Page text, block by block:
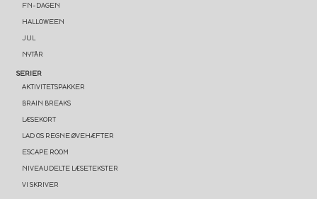
FN-DAGEN
HALLOWEEN
JUL
NYTÅR
SERIER
AKTIVITETSPAKKER
BRAIN BREAKS
LÆSEKORT
LAD OS REGNE ØVEHÆFTER
ESCAPE ROOM
NIVEAUDELTE LÆSETEKSTER
VI SKRIVER
💛 Få en gratis
læringsspil (værdi 50 kr)